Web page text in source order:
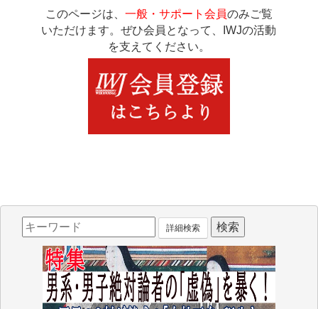
このページは、 一般・サポート会員のみご覧
いただけます。ぜひ会員となって、IWJの活動
を支えてください。
詳細検索